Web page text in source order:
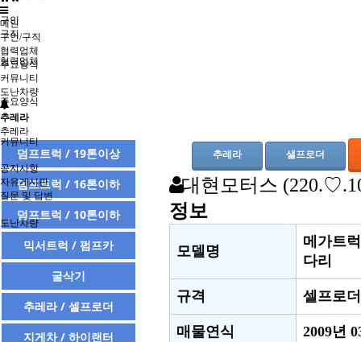
구인
구직
협력업체
주요양식
커뮤니티
공지사항
자유게시판
질문 및 답변
도난차량
메인
구인/구직
협력업체
주요양식
커뮤니티
도난차량
추레라
추레라
대현모터스
정보
모델명
메가트
다리
규격 셀프로더
매물연식 2009년
추레라 샐프로더
덤프트럭 / 19톤이상
덤프트럭 / 16톤이하
덤프트럭 / 10톤이하
믹서트럭 / 펌프카
굴삭기
추레라 / 셀프로더
지게차 / 하이랜터